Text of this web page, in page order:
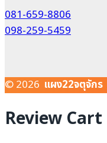
081-659-8806
098-259-5459
© 2026 แผง22จตุจักร
Review Cart